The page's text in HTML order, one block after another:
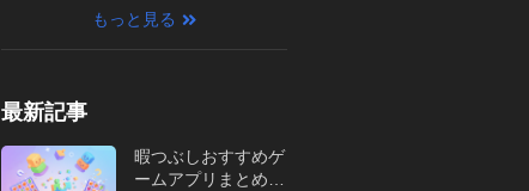
もっと見る
最新記事
暇つぶしおすすめゲ
ームアプリまとめ｜